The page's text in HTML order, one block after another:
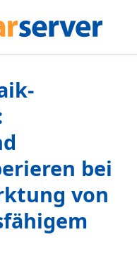
bei
von